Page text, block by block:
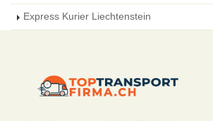
Express Kurier Liechtenstein